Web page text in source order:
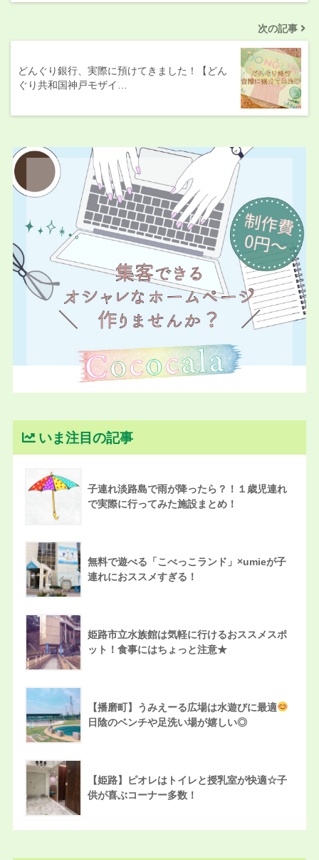
次の記事
どんぐり銀行、実際に預けてきました！【どん
ぐり共和国神戸モザイ…
いま注目の記事
子連れ淡路島で雨が降ったら？！１歳児連れ
で実際に行ってみた施設まとめ！
無料で遊べる「こべっこランド」×umieが子
連れにおススメすぎる！
姫路市立水族館は気軽に行けるおススメスポ
ット！食事にはちょっと注意★
【播磨町】うみえーる広場は水遊びに最適
日陰のベンチや足洗い場が嬉しい◎
【姫路】ピオレはトイレと授乳室が快適☆子
供が喜ぶコーナー多数！